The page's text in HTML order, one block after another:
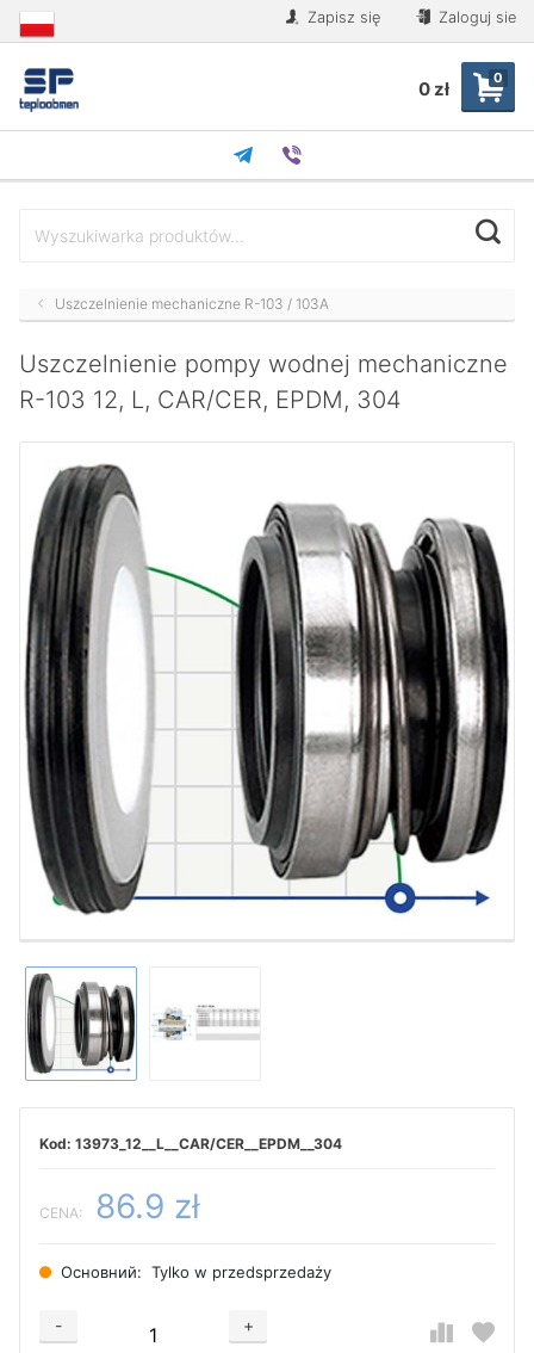
Zapisz się Zaloguj sie
0
0 zł
Uszczelnienie mechaniczne R-103 / 103A
Uszczelnienie pompy wodnej mechaniczne
R-103 12, L, CAR/CER, EPDM, 304
13973_12__L__CAR/CER__EPDM__304
CENA: 86.9 zł
Основний: Tylko w przedsprzedaży
-
+
Добавляется...
Добавлен